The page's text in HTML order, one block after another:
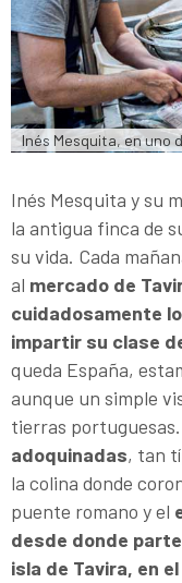
Inés Mesquita, en uno
Inés Mesquita y su
la antigua finca de
su vida. Cada
al mercado de
cuidadosamente
impartir su clase
queda España,
aunque un simple
tierras
adoquinadas, tan
la colina donde
puente romano y el
desde donde
isla de Tavira, en